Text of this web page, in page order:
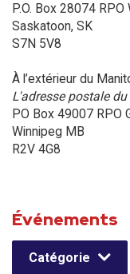
P.O. Box 28074
Saskatoon, SK
S7N 5V8
À l’extérieur du
L'adresse postale
PO Box 49007 RPO
Winnipeg MB
R2V 4G8
Événements
Catégorie